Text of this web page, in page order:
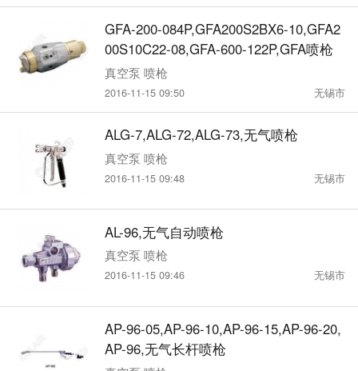
GFA-200-084P,GFA200S2BX6-10,GFA2
00S10C22-08,GFA-600-122P,GFA喷枪
真空泵 喷枪
2016-11-15 09:50 无锡市
ALG-7,ALG-72,ALG-73,无气喷枪
真空泵 喷枪
2016-11-15 09:48 无锡市
AL-96,无气自动喷枪
真空泵 喷枪
2016-11-15 09:46 无锡市
AP-96-05,AP-96-10,AP-96-15,AP-96-20,
AP-96,无气长杆喷枪